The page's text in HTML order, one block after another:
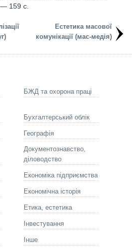
159 с.
Естетика масової
комунікації (мас-медія)
БЖД та охорона праці
Бухгалтерський облік
Географія
Документознавство,
діловодство
Економіка підприємства
Економічна історія
Етика, естетика
Інвестування
Інше